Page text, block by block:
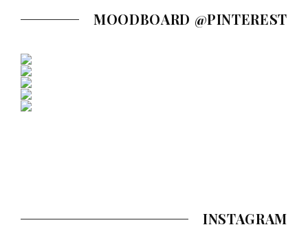
MOODBOARD @PINTEREST
INSTAGRAM